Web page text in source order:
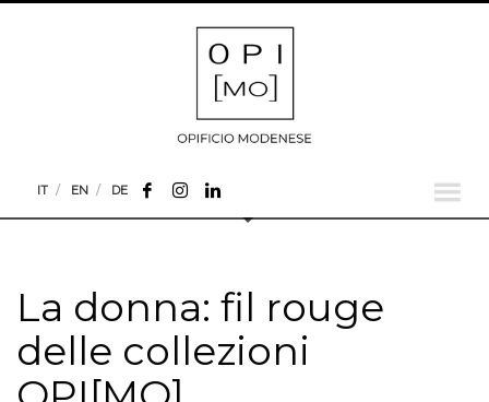
IT EN DE
La donna: fil rouge
delle collezioni